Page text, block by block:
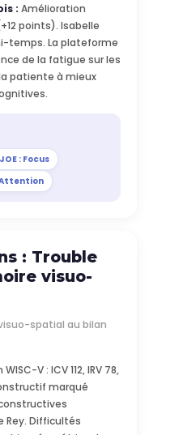
: Amélioration
points). Isabelle
temps. La plateforme
de la fatigue sur les
patiente à mieux
JOE : Focus
Attention
: Trouble
visuo-
spatial au bilan
WISC-V : ICV 112, IRV 78,
marqué
Rey. Difficultés